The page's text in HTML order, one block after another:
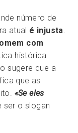
número de
atual é injusta
com
histórica
sugere que a
que as
«Se eles
ser o slogan